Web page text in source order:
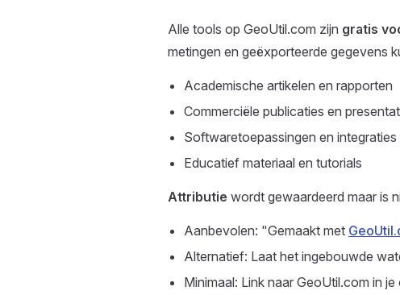
Alle tools op GeoUtil.com zijn gratis
metingen en geëxporteerde gegevens
Academische artikelen en rapporten
Commerciële publicaties en
Softwaretoepassingen en integraties
Educatief materiaal en tutorials
Attributie wordt gewaardeerd maar is
Aanbevolen: "Gemaakt met
Alternatief: Laat het ingebouwde
Minimaal: Link naar GeoUtil.com in je